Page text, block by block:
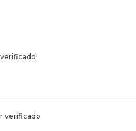
verificado